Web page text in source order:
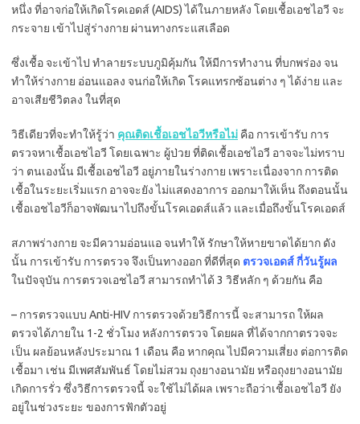
หนึ่ง ที่อาจก่อให้เกิดโรคเอดส์ (AIDS) ได้ในภายหลัง โดยเชื้อเอชไอวี จะ
กระจาย เข้าไปสู่ร่างกาย ผ่านทางกระแสเลือด
ซึ่งเชื้อ จะเข้าไป ทำลายระบบภูมิคุ้มกัน ให้มีการทำงาน ที่บกพร่อง จน
ทำให้ร่างกาย อ่อนแอลง จนก่อให้เกิด โรคแทรกซ้อนต่าง ๆ ได้ง่าย และ
อาจเสียชีวิตลง ในที่สุด
วิธีเดียวที่จะทำให้รู้ว่า คุณติดเชื้อเอชไอวีหรือไม่ คือ การเข้ารับ การ
ตรวจหาเชื้อเอชไอวี โดยเฉพาะ ผู้ป่วย ที่ติดเชื้อเอชไอวี อาจจะไม่ทราบ
ว่า ตนเองนั้น มีเชื้อเอชไอวี อยู่ภายในร่างกาย เพราะเนื่องจาก การติด
เชื้อในระยะเริ่มแรก อาจจะยัง ไม่แสดงอาการ ออกมาให้เห็น ถึงตอนนั้น
เชื้อเอชไอวีก็อาจพัฒนาไปถึงขั้นโรคเอดส์แล้ว และเมื่อถึงขั้นโรคเอดส์
สภาพร่างกาย จะมีความอ่อนแอ จนทำให้ รักษาให้หายขาดได้ยาก ดัง
นั้น การเข้ารับ การตรวจ จึงเป็นทางออก ที่ดีที่สุด ตรวจเอดส์ กี่วันรู้ผล
ในปัจจุบัน การตรวจเอชไอวี สามารถทำได้ 3 วิธีหลัก ๆ ด้วยกัน คือ
– การตรวจแบบ Anti-HIV การตรวจด้วยวิธีการนี้ จะสามารถ ให้ผล
ตรวจได้ภายใน 1-2 ชั่วโมง หลังการตรวจ โดยผล ที่ได้จากกาตรวจจะ
เป็น ผลย้อนหลังประมาณ 1 เดือน คือ หากคุณ ไปมีความเสี่ยง ต่อการติด
เชื้อมา เช่น มีเพศสัมพันธ์ โดยไม่สวม ถุงยางอนามัย หรือถุงยางอนามัย
เกิดการรั่ว ซึ่งวิธีการตรวจนี้ จะใช้ไม่ได้ผล เพราะถือว่าเชื้อเอชไอวี ยัง
อยู่ในช่วงระยะ ของการฟักตัวอยู่